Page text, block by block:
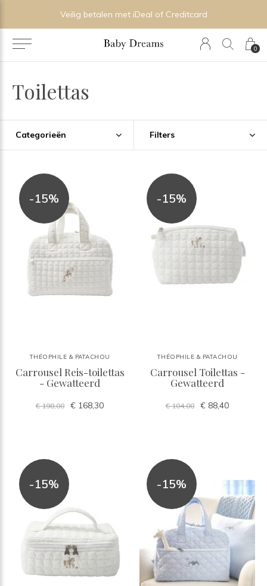
0
Veilig betalen met iDeal of Creditcard
Toilettas
Categorieën Filters
-15%
THÉOPHILE & PATACHOU
Carrousel Reis-toilettas
- Gewatteerd
€ 198,00 € 168,30
-15%
THÉOPHILE & PATACHOU
Carrousel Toilettas -
Gewatteerd
€ 104,00 € 88,40
-15% -15%